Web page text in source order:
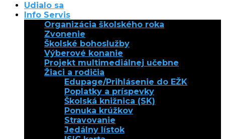
Udialo sa
Info Servis
Organizácia školského roka
Zvonenie
Školské bohoslužby
Výberové konanie
Projekt multimediálnej učebne
Žiaci a rodičia
Edupage/Prihlásenie do EŽK
Poplatky a príspevky
Školská knižnica (SK)
Ponuka krúžkov
Stravovanie
Jedálny lístok